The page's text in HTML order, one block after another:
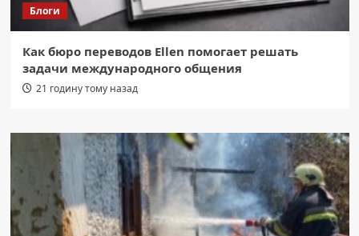
Блоги
Как бюро переводов Ellen помогает решать
задачи международного общения
21 годину тому назад